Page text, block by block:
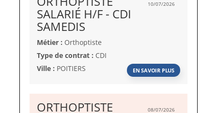
10/07/2026
SALARIÉ H/F - CDI
SAMEDIS
fenêtre)
Métier : Orthoptiste
Type de contrat : CDI
Ville : POITIERS EN SAVOIR PLUS
08/07/2026
ORTHOPTISTE